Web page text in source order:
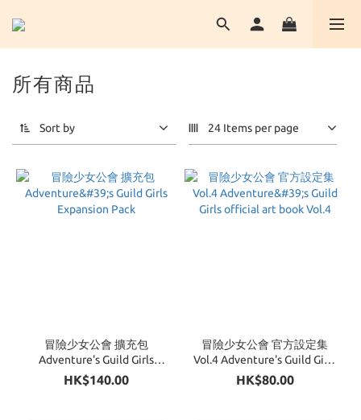
所有商品
Sort by 24 Items per page
冒險少女公會 擴充包
Adventure's Guild Girls
Expansion Pack
HK$140.00
冒險少女公會 官方設定集
Vol.4 Adventure's Guild Girls
official art book Vol.4
HK$80.00